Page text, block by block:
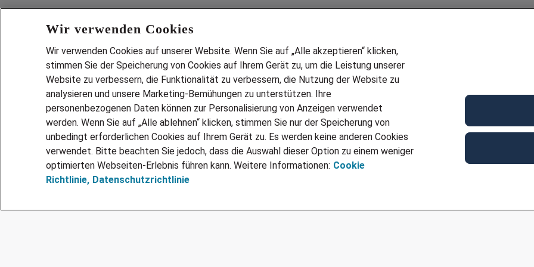
Services
JOBSUCHE
LEBENSLAUF GENERATOR
ZEITARBEIT
PERSONALVERMITTLUNG
PARTNERSHIP WITH AIRBUS
Wir verwenden Cookies
Wir verwenden Cookies auf unserer Website. Wenn Sie auf „Alle akzeptieren“ klicken,
stimmen Sie der Speicherung von Cookies auf Ihrem Gerät zu, um die Leistung unserer
Website zu verbessern, die Funktionalität zu verbessern, die Nutzung der Website zu
analysieren und unsere Marketing-Bemühungen zu unterstützen. Ihre
personenbezogenen Daten können zur Personalisierung von Anzeigen verwendet
werden. Wenn Sie auf „Alle ablehnen“ klicken, stimmen Sie nur der Speicherung von
unbedingt erforderlichen Cookies auf Ihrem Gerät zu. Es werden keine anderen Cookies
verwendet. Bitte beachten Sie jedoch, dass die Auswahl dieser Option zu einem weniger
optimierten Webseiten-Erlebnis führen kann. Weitere Informationen: Cookie
Richtlinie, Datenschutzrichtlinie